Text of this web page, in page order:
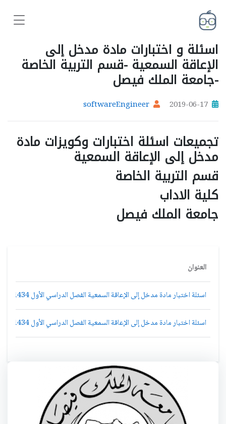
اسئلة و اختبارات مادة مدخل إلى
الإعاقة السمعية -قسم التربية الخاصة
-جامعة الملك فيصل
2019-06-17
softwareEngineer
تجميعات اسئلة اختبارات وكويزات مادة
مدخل إلى الإعاقة السمعية
قسم التربية الخاصة
كلية الاداب
جامعة الملك فيصل
العنوان
اسئلة اختبار مادة مدخل إلى الإعاقة السمعية الفصل الدراسي الأول 1434هـ نموذج (e)
اسئلة اختبار مادة مدخل إلى الإعاقة السمعية الفصل الدراسي الأول 1434هـ نموذج (d)